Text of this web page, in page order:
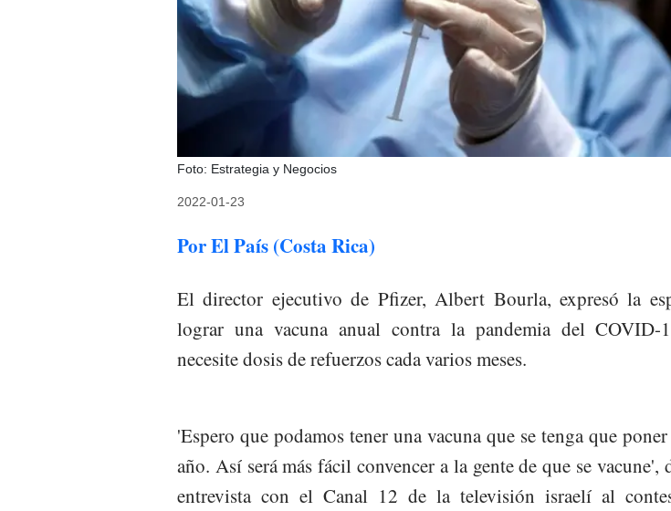
Foto: Estrategia y Negocios
2022-01-23
Por El País (Costa Rica)
El director ejecutivo de Pfizer, Albert Bourla, expresó la
lograr una vacuna anual contra la pandemia del COVID-
necesite dosis de refuerzos cada varios meses.
'Espero que podamos tener una vacuna que se tenga que
año. Así será más fácil convencer a la gente de que se vacune',
entrevista con el Canal 12 de la televisión israelí al